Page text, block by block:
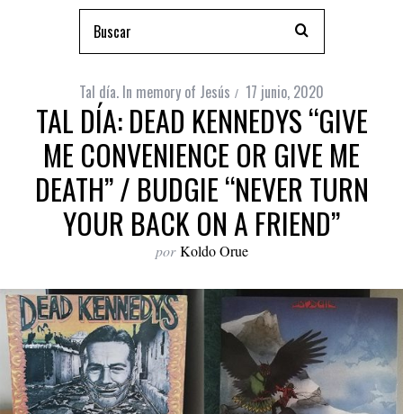
Tal día. In memory of Jesús 17 junio, 2020
TAL DÍA: DEAD KENNEDYS “GIVE
ME CONVENIENCE OR GIVE ME
DEATH” / BUDGIE “NEVER TURN
YOUR BACK ON A FRIEND”
por Koldo Orue